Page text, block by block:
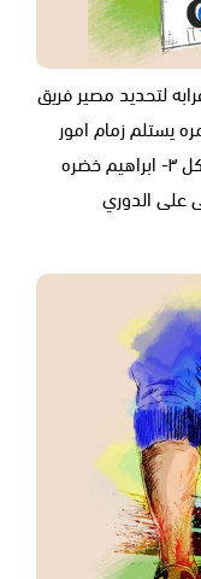
لتحديد مصير فريق
يستلم زمام امور
هبوعيل طمره وتخصيص مبلغ ٥٠٠ الف شيكل ٣- ابراهيم خضره
على الدوري